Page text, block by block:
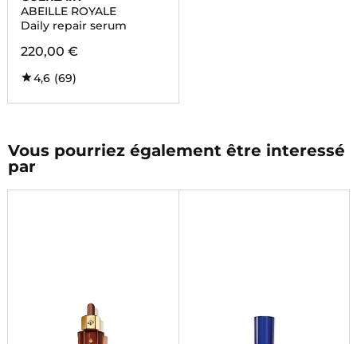
ABEILLE ROYALE
Daily repair serum
220,00 €
4,6 (69)
Vous pourriez également être interessé
par